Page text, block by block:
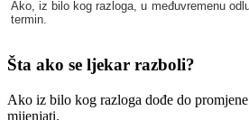
Ako, iz bilo kog razloga, u međuvremenu
termin.
Šta ako se ljekar razboli?
Ako iz bilo kog razloga dođe do
mijenjati.